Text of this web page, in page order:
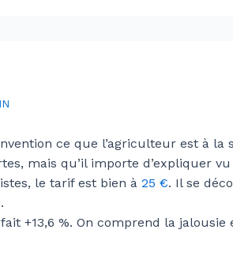
ce que l’agriculteur est à la
mais qu’il importe d’expliquer vu
le tarif est bien à 25 €. Il se
+13,6 %. On comprend la jalousie